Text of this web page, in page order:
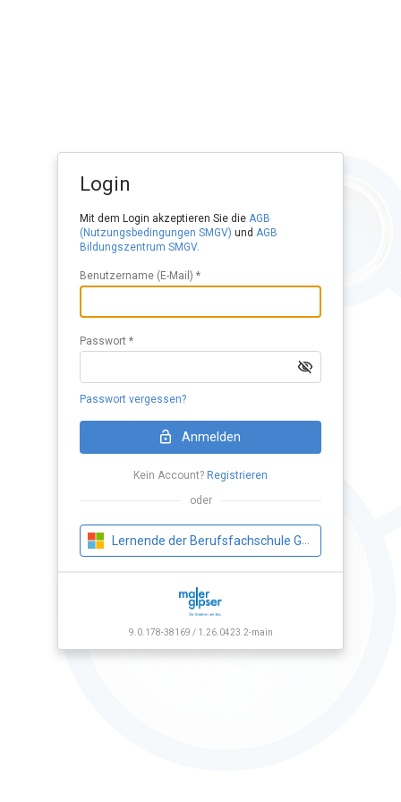
9.0.178-38169 / 1.26.0423.2-main
Login
Mit dem Login akzeptieren Sie die AGB
(Nutzungsbedingungen SMGV) und AGB
Bildungszentrum SMGV.
Benutzername (E-Mail) *
Passwort *
Passwort vergessen?
Anmelden
Kein Account? Registrieren
oder
Lernende der Berufsfachschule Gipser